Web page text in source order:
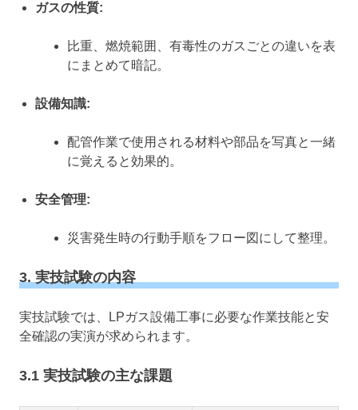
ガスの性質:
比重、燃焼範囲、有毒性のガスごとの違いを表
にまとめて暗記。
設備知識:
配管作業で使用される材料や部品を写真と一緒
に覚えると効果的。
安全管理:
災害発生時の行動手順をフロー図にして整理。
3. 実技試験の内容
実技試験では、LPガス設備工事に必要な作業技能と安
全確認の実演が求められます。
3.1 実技試験の主な課題